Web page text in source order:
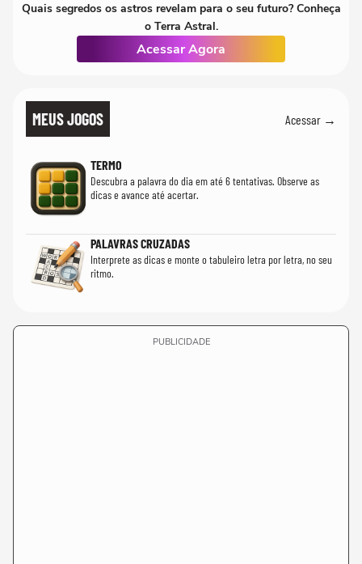
Quais segredos os astros revelam para o seu futuro? Conheça
o Terra Astral.
Acessar Agora
MEUS JOGOS Acessar →
TERMO
Descubra a palavra do dia em até 6 tentativas. Observe as
dicas e avance até acertar.
PALAVRAS CRUZADAS
Interprete as dicas e monte o tabuleiro letra por letra, no seu
ritmo.
PUBLICIDADE